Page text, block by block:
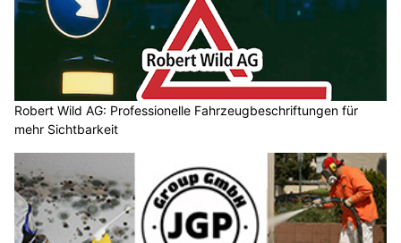
Robert Wild AG: Professionelle Fahrzeugbeschriftungen für
mehr Sichtbarkeit